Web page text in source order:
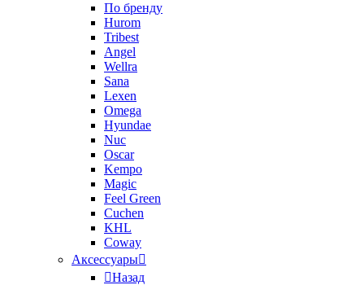
По бренду
Hurom
Tribest
Angel
Wellra
Sana
Lexen
Omega
Hyundae
Nuc
Oscar
Kempo
Magic
Feel Green
Cuchen
KHL
Coway
Аксессуары
Назад